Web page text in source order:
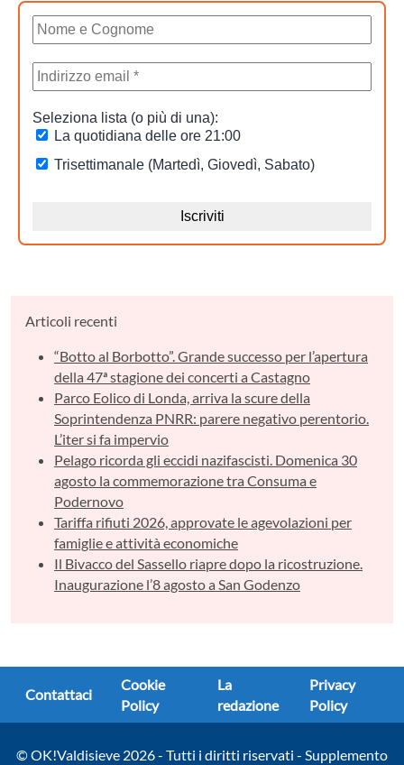
Articoli recenti
“Botto al Borbotto”. Grande successo per l’apertura
della 47ª stagione dei concerti a Castagno
Parco Eolico di Londa, arriva la scure della
Soprintendenza PNRR: parere negativo perentorio.
L’iter si fa impervio
Pelago ricorda gli eccidi nazifascisti. Domenica 30
agosto la commemorazione tra Consuma e
Podernovo
Tariffa rifiuti 2026, approvate le agevolazioni per
famiglie e attività economiche
Il Bivacco del Sassello riapre dopo la ricostruzione.
Inaugurazione l’8 agosto a San Godenzo
Contattaci
Cookie
Policy
La
redazione
Privacy
Policy
© OK!Valdisieve 2026 - Tutti i diritti riservati - Supplemento